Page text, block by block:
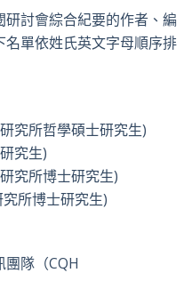
討會綜合紀要的作者、編
單依姓氏英文字母順序排
究所哲學碩士研究生)
究生)
究所博士研究生)
所博士研究生)
隊（CQH